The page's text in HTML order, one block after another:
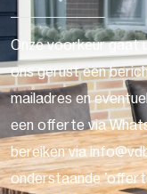
Onze voorkeur gaat
ons gerust een
mailadres en
een offerte via
bereiken via
onderstaande